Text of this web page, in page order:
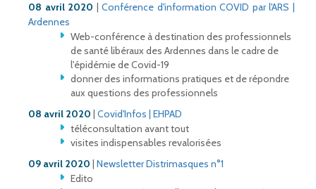
08 avril 2020 |Conférence d'information COVID par l'ARS |
Ardennes
Web-conférence à destination des professionnels
de santé libéraux des Ardennes dans le cadre de
l'épidémie de Covid-19
donner des informations pratiques et de répondre
aux questions des professionnels
08 avril 2020 | Covid'Infos | EHPAD
téléconsultation avant tout
visites indispensables revalorisées
09 avril 2020 | Newsletter Distrimasques n°1
Edito